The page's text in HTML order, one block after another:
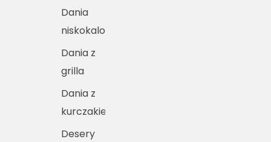
Dania
niskokaloryczne
Dania z
grilla
Dania z
kurczakiem
Desery